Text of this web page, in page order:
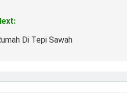
Di Tepi Sawah